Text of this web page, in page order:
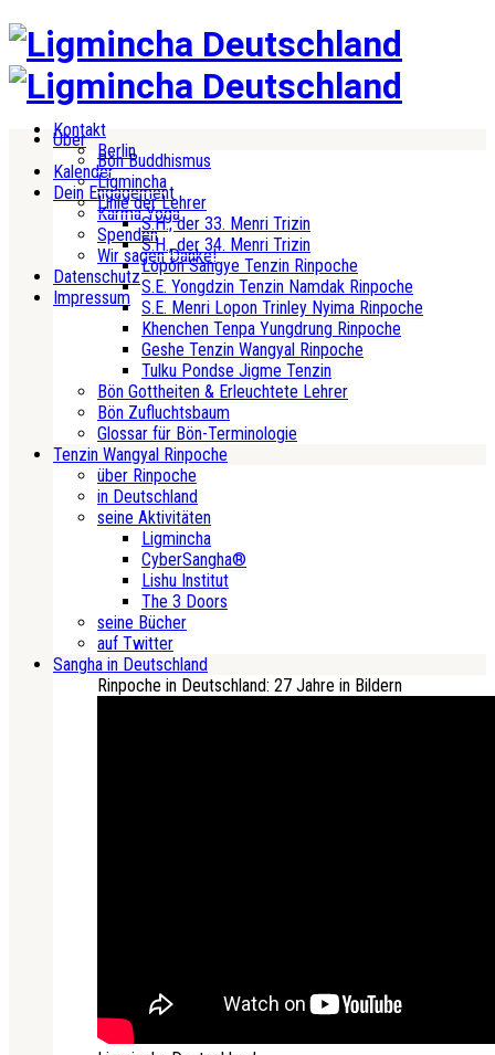
Kontakt
Berlin
Kalender
Dein Engagement
Karma Yoga
Spenden
Wir sagen Danke!
Datenschutz
Impressum
Über
Bön Buddhismus
Ligmincha
Linie der Lehrer
S.H., der 33. Menri Trizin
S.H., der 34. Menri Trizin
Lopön Sangye Tenzin Rinpoche
S.E. Yongdzin Tenzin Namdak Rinpoche
S.E. Menri Lopon Trinley Nyima Rinpoche
Khenchen Tenpa Yungdrung Rinpoche
Geshe Tenzin Wangyal Rinpoche
Tulku Pondse Jigme Tenzin
Bön Gottheiten & Erleuchtete Lehrer
Bön Zufluchtsbaum
Glossar für Bön-Terminologie
Tenzin Wangyal Rinpoche
über Rinpoche
in Deutschland
seine Aktivitäten
Ligmincha
CyberSangha®
Lishu Institut
The 3 Doors
seine Bücher
auf Twitter
Sangha in Deutschland
Rinpoche in Deutschland: 27 Jahre in Bildern